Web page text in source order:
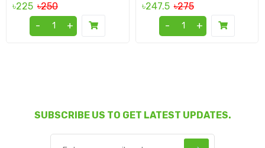
৳225 ৳250
-
+
৳247.5 ৳275
-
+
SUBSCRIBE US TO GET LATEST UPDATES.